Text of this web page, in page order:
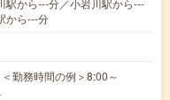
駅から---分／小岩川駅から---
から---分
勤務時間の例＞8:00～